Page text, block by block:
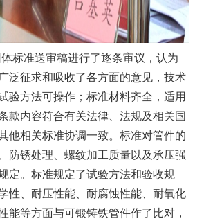
标准送审稿进行了逐条审议，认为
泛征求和吸收了各方面的意见，技术
验方法可操作；标准材料齐全，适用
款内容符合有关法律、法规及相关国
他相关标准协调一致。标准对管件的
防锈处理、螺纹加工质量以及承压强
定。标准规定了试验方法和验收规
性、耐压性能、耐腐蚀性能、耐氧化
能等方面与可锻铸铁管件作了比对，